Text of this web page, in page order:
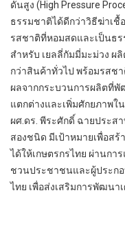
ดันสูง (High Pressure
ธรรมชาติได้ดีกว่าวิธีฆ่าเชื้
รสชาติที่หอมสดและเป็นธ
สำหรับ เยลลี่กัมมี่มะม่วง
กว่าสินค้าทั่วไป พร้อมรสช
ผลจากกระบวนการผลิตที่
แตกต่างและเพิ่มศักยภาพใ
ผศ.ดร. พีระศักดิ์ ฉายประ
สองชนิด มีเป้าหมายเพื่อสร้
ได้ให้เกษตรกรไทย ผ่านก
ชวนประชาชนและผู้ประก
ไทย เพื่อส่งเสริมการพัฒนา